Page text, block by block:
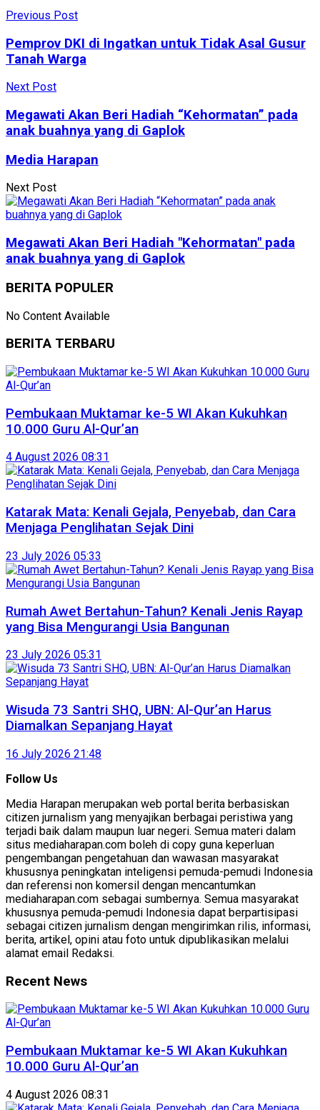
Previous Post
Pemprov DKI di Ingatkan untuk Tidak Asal Gusur
Tanah Warga
Next Post
Megawati Akan Beri Hadiah “Kehormatan” pada
anak buahnya yang di Gaplok
Media Harapan
Next Post
Megawati Akan Beri Hadiah "Kehormatan" pada
anak buahnya yang di Gaplok
BERITA POPULER
No Content Available
BERITA TERBARU
Pembukaan Muktamar ke-5 WI Akan Kukuhkan
10.000 Guru Al-Qur’an
4 August 2026 08:31
Katarak Mata: Kenali Gejala, Penyebab, dan Cara
Menjaga Penglihatan Sejak Dini
23 July 2026 05:33
Rumah Awet Bertahun-Tahun? Kenali Jenis Rayap
yang Bisa Mengurangi Usia Bangunan
23 July 2026 05:31
Wisuda 73 Santri SHQ, UBN: Al-Qur’an Harus
Diamalkan Sepanjang Hayat
16 July 2026 21:48
Follow Us
Media Harapan merupakan web portal berita berbasiskan
citizen jurnalism yang menyajikan berbagai peristiwa yang
terjadi baik dalam maupun luar negeri. Semua materi dalam
situs mediaharapan.com boleh di copy guna keperluan
pengembangan pengetahuan dan wawasan masyarakat
khususnya peningkatan inteligensi pemuda-pemudi Indonesia
dan referensi non komersil dengan mencantumkan
mediaharapan.com sebagai sumbernya. Semua masyarakat
khususnya pemuda-pemudi Indonesia dapat berpartisipasi
sebagai citizen jurnalism dengan mengirimkan rilis, informasi,
berita, artikel, opini atau foto untuk dipublikasikan melalui
alamat email Redaksi.
Recent News
Pembukaan Muktamar ke-5 WI Akan Kukuhkan
10.000 Guru Al-Qur’an
4 August 2026 08:31